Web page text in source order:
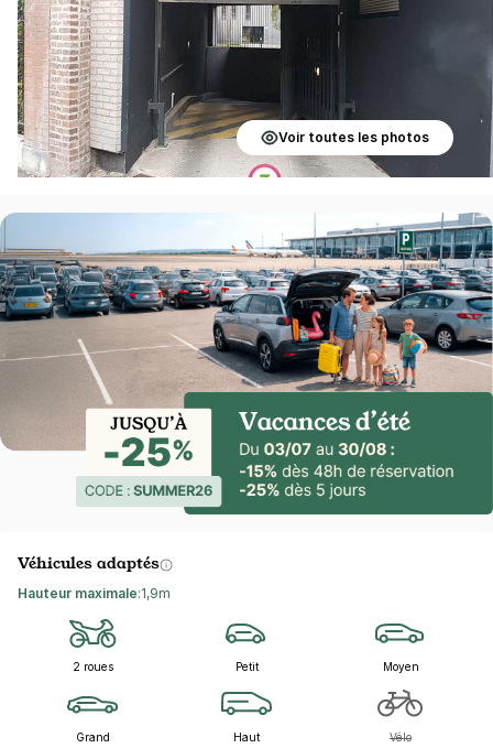
Voir toutes les photos
Véhicules adaptés
Hauteur maximale:1,9m
2 roues Petit Moyen
Grand Haut Vélo